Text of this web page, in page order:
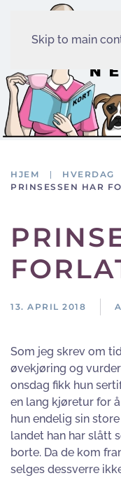
Skip to main
HJEM HVERDAG
PRINSESSEN HAR
13. APRIL 2018
Som jeg skrev om
øvekjøring og
onsdag fikk hun
en lang kjøretur for
hun endelig sin
landet han har slått
borte. Da de kom
selges dessverre